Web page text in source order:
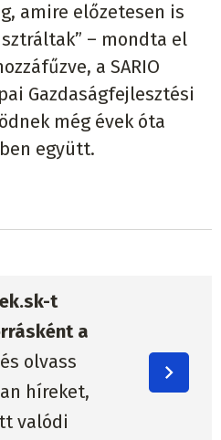
amire előzetesen is
– mondta el
a SARIO
Gazdaságfejlesztési
még évek óta
együtt.
t
a
és olvass
híreket,
valódi